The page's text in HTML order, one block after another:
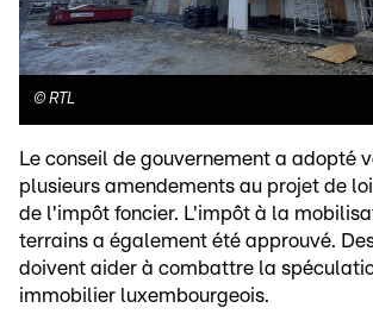
© RTL
Le conseil de gouvernement a adopté
plusieurs amendements au projet de
de l'impôt foncier. L'impôt à la
terrains a également été approuvé.
doivent aider à combattre la
immobilier luxembourgeois.